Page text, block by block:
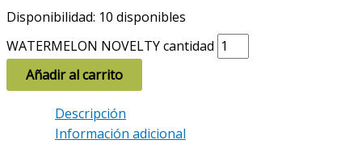
Disponibilidad: 10 disponibles
WATERMELON NOVELTY cantidad
Añadir al carrito
Descripción
Información adicional